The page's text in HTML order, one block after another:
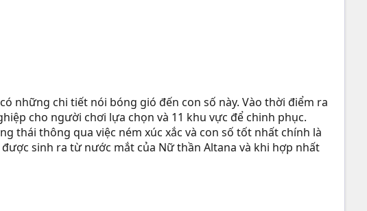
những chi tiết nói bóng gió đến con số này. Vào thời điểm ra
cho người chơi lựa chọn và 11 khu vực để chinh phục.
thái thông qua việc ném xúc xắc và con số tốt nhất chính là
sinh ra từ nước mắt của Nữ thần Altana và khi hợp nhất